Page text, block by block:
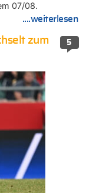
07/08.
....weiterlesen
5
zum